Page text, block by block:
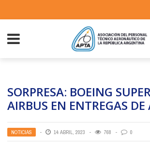
SORPRESA: BOEING
AIRBUS EN ENTREGAS DE
NOTICIAS 14 ABRIL, 2023 768 0